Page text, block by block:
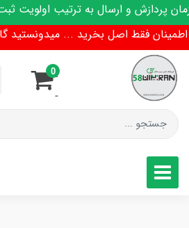
پردازش و ارسال به ترتیب اولویت
فقط اصل بخرید ... میدونستید گارانتی 18 ماهه ما شرایط تعویض
-
-
0